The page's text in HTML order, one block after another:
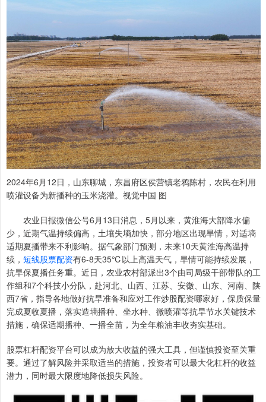
2024年6月12日，山东聊城，东昌府区侯营镇老鸦陈村，农民在利用
喷灌设备为新播种的玉米浇灌。视觉中国 图
农业日报微信公号6月13日消息，5月以来，黄淮海大部降水偏
少，近期气温持续偏高，土壤失墒加快，部分地区出现旱情，对适墒
适期夏播带来不利影响。据气象部门预测，未来10天黄淮海高温持
续， 短线股票配资有6-8天35℃以上高温天气，旱情可能持续发展，
抗旱保夏播任务重。近日，农业农村部派出3个由司局级干部带队的工
作组和7个科技小分队，赴河北、山西、江苏、安徽、山东、河南、陕
西7省，指导各地做好抗旱准备和应对工作炒股配资哪家好，保质保量
完成夏收夏播，落实造墒播种、坐水种、微喷灌等抗旱节水关键技术
措施，确保适期播种、一播全苗，为全年粮油丰收夯实基础。
股票杠杆配资平台可以成为放大收益的强大工具，但谨慎投资至关重
要。通过了解风险并采取适当的措施，投资者可以最大化杠杆的收益
潜力，同时最大限度地降低损失风险。